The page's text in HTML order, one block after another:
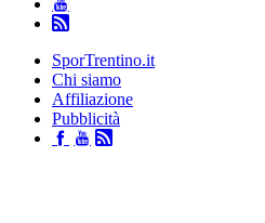
SporTrentino.it
Chi siamo
Affiliazione
Pubblicità